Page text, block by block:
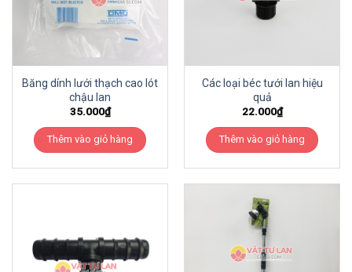
Băng dính lưới thạch cao lót
chậu lan
35.000₫
Thêm vào giỏ hàng
Các loại béc tưới lan hiệu
quả
22.000₫
Thêm vào giỏ hàng